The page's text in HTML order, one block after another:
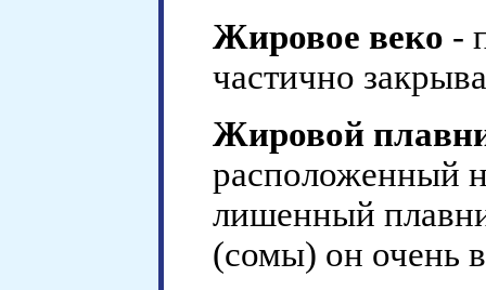
Жировое веко -
частично
Жировой
расположенный
лишенный
(сомы) он очень